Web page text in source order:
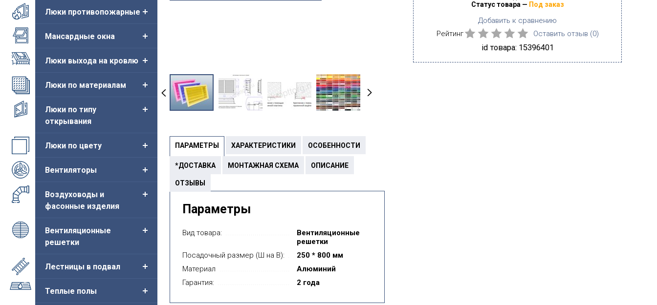
Люки противопожарные
Мансардные окна
Люки выхода на кровлю
Люки по материалам
Люки по типу
открывания
Люки по цвету
Вентиляторы
Воздуховоды и
фасонные изделия
Вентиляционные
решетки
Лестницы в подвал
Теплые полы
ПАРАМЕТРЫ ХАРАКТЕРИСТИКИ ОСОБЕННОСТИ
*ДОСТАВКА МОНТАЖНАЯ СХЕМА ОПИСАНИЕ
ОТЗЫВЫ
Параметры
Вид товара:
Вентиляционные
решетки
Посадочный размер (Ш на В):
250 * 800 мм
Материал
Алюминий
Гарантия:
2 года
Статус товара — Под заказ
Добавить к сравнению
Рейтинг
Оставить отзыв (0)
id товара: 15396401